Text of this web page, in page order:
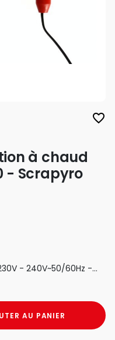
favorite_border
à chaud
- Scrapyro
- 240V~50/60Hz -...
AU PANIER